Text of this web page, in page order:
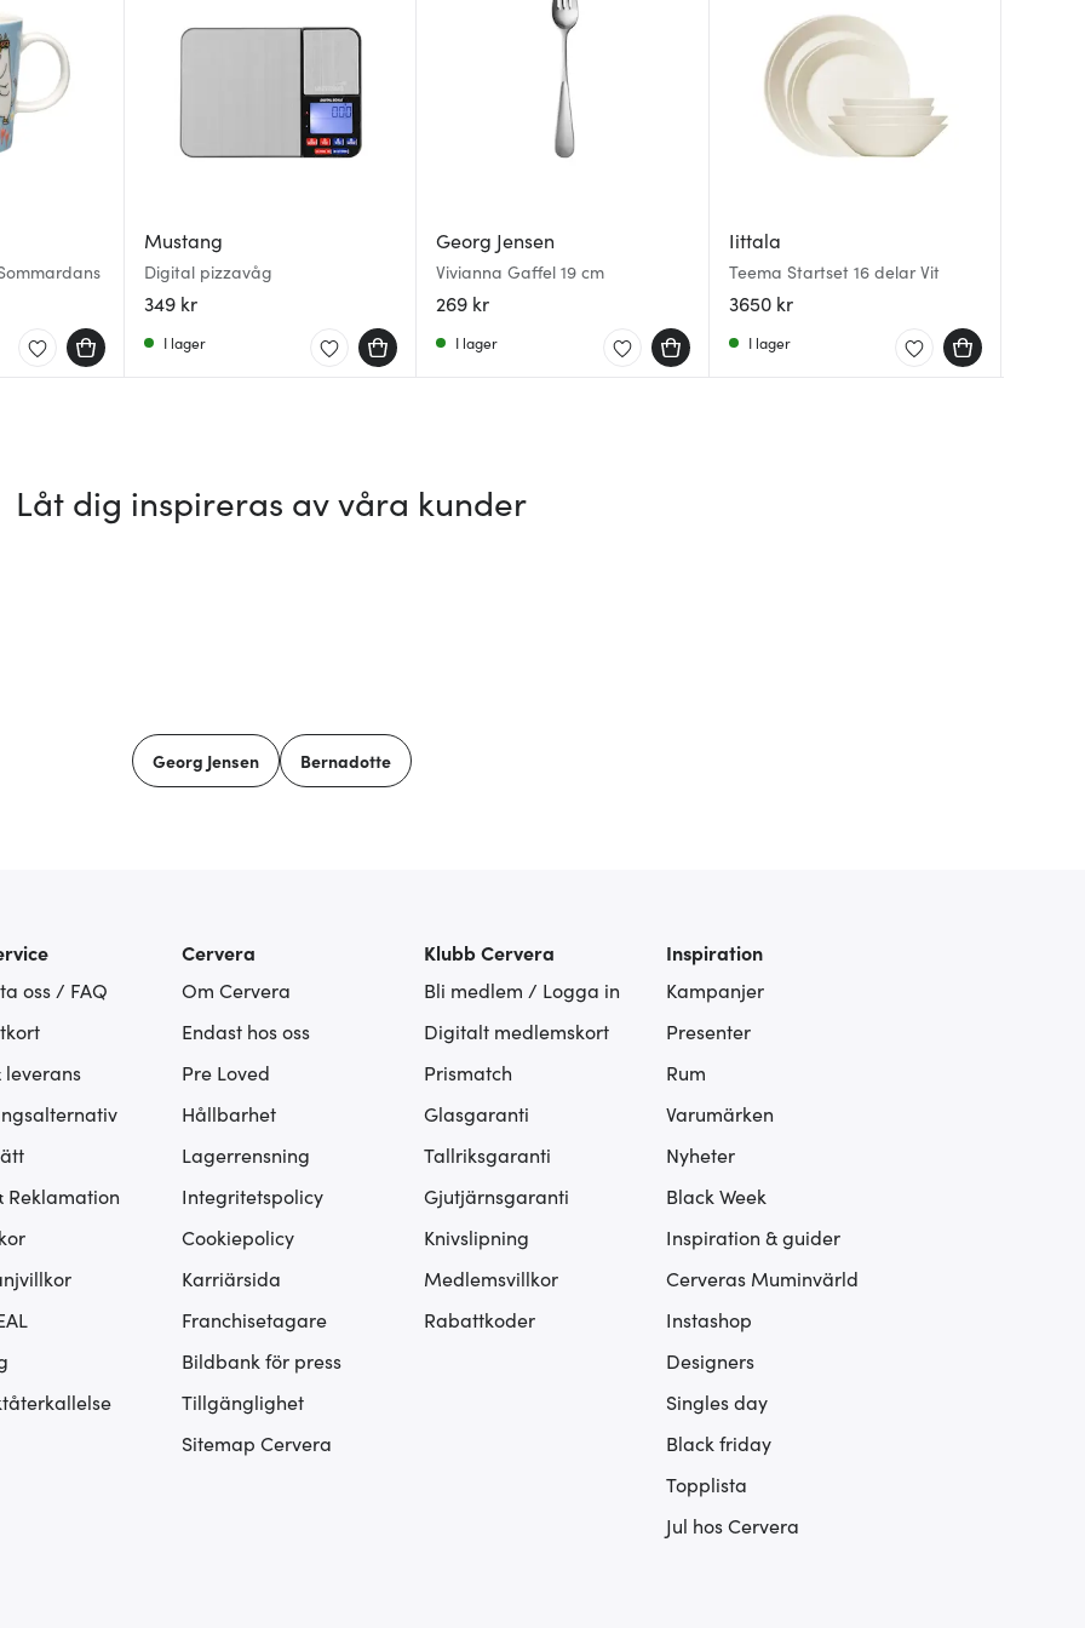
Mustang
Digital pizzavåg
349 kr
I lager
Georg Jensen
Vivianna Gaffel 19 cm
269 kr
I lager
Iittala
Teema Startset 16 delar Vit
3650 kr
I lager
Låt dig inspireras av våra kunder
Georg Jensen Bernadotte
oss / FAQ
leverans
Reklamation
Cervera
Om Cervera
Endast hos oss
Pre Loved
Hållbarhet
Lagerrensning
Integritetspolicy
Cookiepolicy
Karriärsida
Franchisetagare
Bildbank för press
Tillgänglighet
Sitemap Cervera
Klubb Cervera
Bli medlem / Logga in
Digitalt medlemskort
Prismatch
Glasgaranti
Tallriksgaranti
Gjutjärnsgaranti
Knivslipning
Medlemsvillkor
Rabattkoder
Inspiration
Kampanjer
Presenter
Rum
Varumärken
Nyheter
Black Week
Inspiration & guider
Cerveras Muminvärld
Instashop
Designers
Singles day
Black friday
Topplista
Jul hos Cervera